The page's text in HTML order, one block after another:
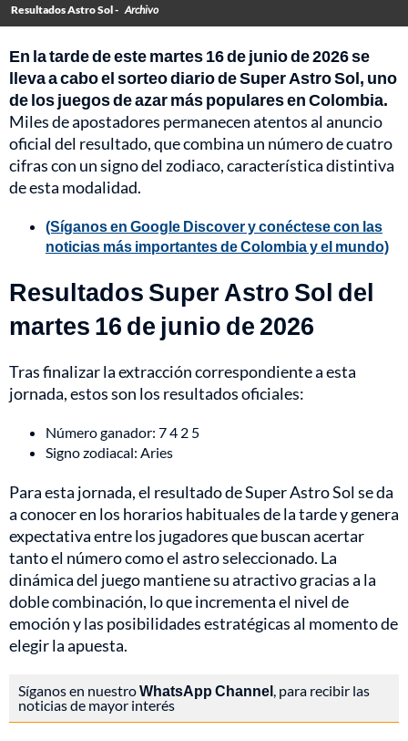
Resultados Astro Sol - Archivo
En la tarde de este martes 16 de junio de 2026 se
lleva a cabo el sorteo diario de Super Astro Sol, uno
de los juegos de azar más populares en Colombia.
Miles de apostadores permanecen atentos al anuncio
oficial del resultado, que combina un número de cuatro
cifras con un signo del zodiaco, característica distintiva
de esta modalidad.
(Síganos en Google Discover y conéctese con las
noticias más importantes de Colombia y el mundo)
Resultados Super Astro Sol del
martes 16 de junio de 2026
Tras finalizar la extracción correspondiente a esta
jornada, estos son los resultados oficiales:
Número ganador: 7 4 2 5
Signo zodiacal: Aries
Para esta jornada, el resultado de Super Astro Sol se da
a conocer en los horarios habituales de la tarde y genera
expectativa entre los jugadores que buscan acertar
tanto el número como el astro seleccionado. La
dinámica del juego mantiene su atractivo gracias a la
doble combinación, lo que incrementa el nivel de
emoción y las posibilidades estratégicas al momento de
elegir la apuesta.
Síganos en nuestroWhatsApp Channel, para recibir las
noticias de mayor interés